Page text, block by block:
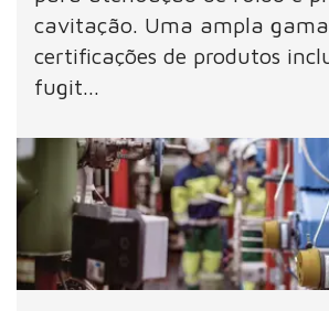
cavitação. Uma ampla
certificações de produtos
fugit...